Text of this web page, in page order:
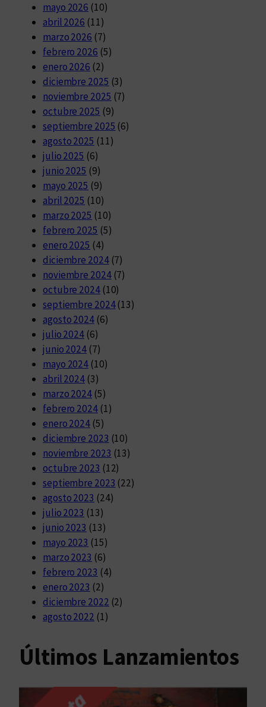
mayo 2026 (10)
abril 2026 (11)
marzo 2026 (7)
febrero 2026 (5)
enero 2026 (2)
diciembre 2025 (3)
noviembre 2025 (7)
octubre 2025 (9)
septiembre 2025 (6)
agosto 2025 (11)
julio 2025 (6)
junio 2025 (9)
mayo 2025 (9)
abril 2025 (10)
marzo 2025 (10)
febrero 2025 (5)
enero 2025 (4)
diciembre 2024(7)
noviembre 2024(7)
octubre 2024(10)
septiembre 2024(13)
agosto 2024(6)
julio 2024 (6)
junio 2024 (7)
mayo 2024 (10)
abril 2024 (3)
marzo 2024 (5)
febrero 2024(1)
enero 2024 (5)
diciembre 2023 (10)
noviembre 2023 (13)
octubre 2023 (12)
septiembre 2023 (22)
agosto 2023 (24)
julio 2023 (13)
junio 2023 (13)
mayo 2023 (15)
marzo 2023 (6)
febrero 2023 (4)
enero 2023 (2)
diciembre 2022 (2)
agosto 2022 (1)
Últimos Lanzamientos